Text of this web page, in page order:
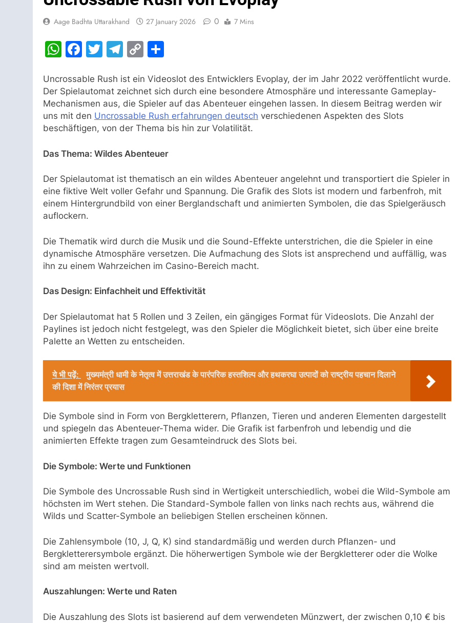
Aage Badhta Uttarakhand 27 January 2026 0 7 Mins
WhatsApp
Facebook
Twitter
Telegram
Copy
Uncrossable Rush ist ein Videoslot des Entwicklers Evoplay, der im Jahr 2022 veröffentlicht wurde.
Der Spielautomat zeichnet sich durch eine besondere Atmosphäre und interessante Gameplay-
Mechanismen aus, die Spieler auf das Abenteuer eingehen lassen. In diesem Beitrag werden wir
uns mit den Uncrossable Rush erfahrungen deutsch verschiedenen Aspekten des Slots
beschäftigen, von der Thema bis hin zur Volatilität.
Das Thema: Wildes Abenteuer
Der Spielautomat ist thematisch an ein wildes Abenteuer angelehnt und transportiert die Spieler in
eine fiktive Welt voller Gefahr und Spannung. Die Grafik des Slots ist modern und farbenfroh, mit
einem Hintergrundbild von einer Berglandschaft und animierten Symbolen, die das Spielgeräusch
auflockern.
Die Thematik wird durch die Musik und die Sound-Effekte unterstrichen, die die Spieler in eine
dynamische Atmosphäre versetzen. Die Aufmachung des Slots ist ansprechend und auffällig, was
ihn zu einem Wahrzeichen im Casino-Bereich macht.
Das Design: Einfachheit und Effektivität
Der Spielautomat hat 5 Rollen und 3 Zeilen, ein gängiges Format für Videoslots. Die Anzahl der
Paylines ist jedoch nicht festgelegt, was den Spieler die Möglichkeit bietet, sich über eine breite
Palette an Wetten zu entscheiden.
ये भी पढ़ें:
मुख्यमंत्री धामी के नेतृत्व में उत्तराखंड के पारंपरिक हस्तशिल्प और हथकरघा उत्पादों को राष्ट्रीय पहचान दिलाने
की दिशा में निरंतर प्रयास
Die Symbole sind in Form von Bergkletterern, Pflanzen, Tieren und anderen Elementen dargestellt
und spiegeln das Abenteuer-Thema wider. Die Grafik ist farbenfroh und lebendig und die
animierten Effekte tragen zum Gesamteindruck des Slots bei.
Die Symbole: Werte und Funktionen
Die Symbole des Uncrossable Rush sind in Wertigkeit unterschiedlich, wobei die Wild-Symbole am
höchsten im Wert stehen. Die Standard-Symbole fallen von links nach rechts aus, während die
Wilds und Scatter-Symbole an beliebigen Stellen erscheinen können.
Die Zahlensymbole (10, J, Q, K) sind standardmäßig und werden durch Pflanzen- und
Bergkletterersymbole ergänzt. Die höherwertigen Symbole wie der Bergkletterer oder die Wolke
sind am meisten wertvoll.
Auszahlungen: Werte und Raten
Die Auszahlung des Slots ist basierend auf dem verwendeten Münzwert, der zwischen 0,10 € bis